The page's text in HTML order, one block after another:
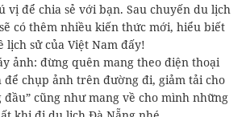
vị để chia sẻ với bạn. Sau chuyến du lịch
có thêm nhiều kiến thức mới, hiểu biết
lịch sử của Việt Nam đấy!
ảnh: đừng quên mang theo điện thoại
để chụp ảnh trên đường đi, giảm tải cho
đầu” cũng như mang về cho mình những